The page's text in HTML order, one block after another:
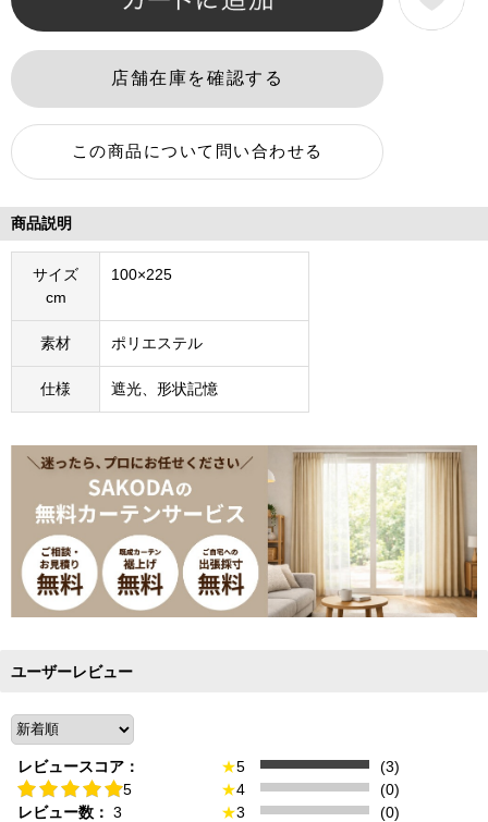
商品説明
サイズ
cm
100×225
素材 ポリエステル
仕様 遮光、形状記憶
ユーザーレビュー
レビュースコア：
5
レビュー数： 3
★5
(3)
★4
(0)
★3 (0)